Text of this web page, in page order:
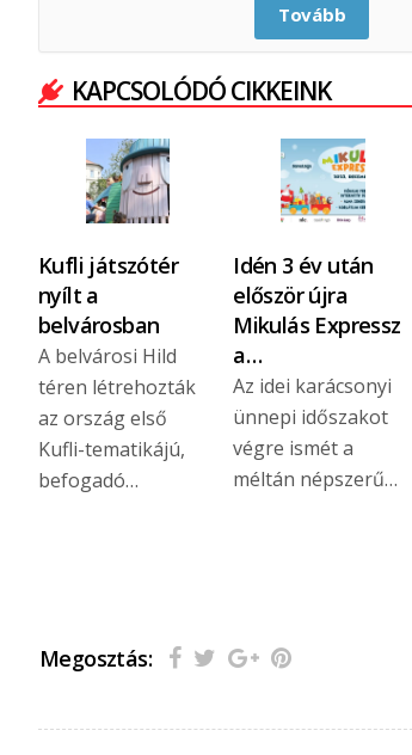
Tovább
KAPCSOLÓDÓ CIKKEINK
Kufli játszótér
nyílt a
belvárosban
A belvárosi Hild
téren létrehozták
az ország első
Kufli-tematikájú,
befogadó…
Idén 3 év után
először újra
Mikulás Expressz
a…
Az idei karácsonyi
ünnepi időszakot
végre ismét a
méltán népszerű…
Megosztás: